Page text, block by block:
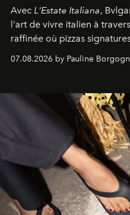
Avec L'Estate Italiana,
l'art de vivre italien à
raffinée où pizzas
07.08.2026 by Pauline